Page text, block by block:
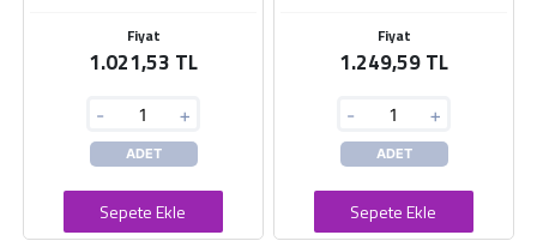
Fiyat
1.021,53 TL
- +
ADET
Sepete Ekle
Fiyat
1.249,59 TL
- +
ADET
Sepete Ekle